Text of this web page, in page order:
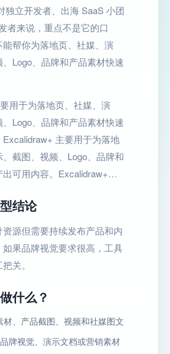
独立开发者、出海 SaaS 小团
者来说，重点不是它的口
帮你为落地页、社媒、演
Logo、品牌和产品素材快速
用于为落地页、社媒、演
Logo、品牌和产品素材快速
主要用于为落地
截图、视频、Logo、品牌和
出可用内容。Excalidraw+…
结论
源但需要持续发布产品和内
果品牌视觉要求很高，工具
关。
什么？
材、产品截图、视频和社媒图文
牌视觉、演示文档或营销素材